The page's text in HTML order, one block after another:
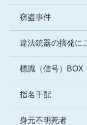
窃盗事件
違法銃器の摘発に
標識（信号）BOX
指名手配
身元不明死者